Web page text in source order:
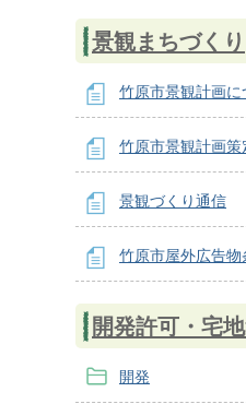
景観まちづくり
竹原市景観計画に
竹原市景観計画策
景観づくり通信
竹原市屋外広告
開発許可・宅
開発